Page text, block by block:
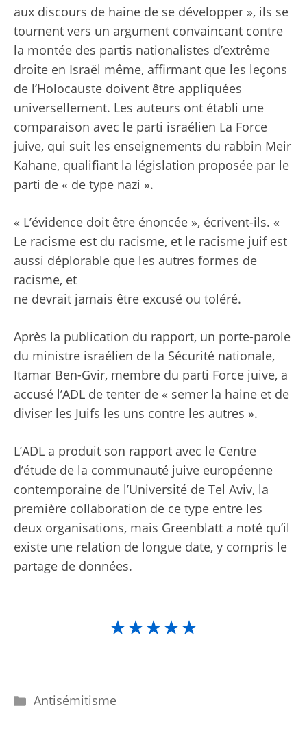
aux discours de haine de se développer », ils se
tournent vers un argument convaincant contre
la montée des partis nationalistes d’extrême
droite en Israël même, affirmant que les leçons
de l’Holocauste doivent être appliquées
universellement. Les auteurs ont établi une
comparaison avec le parti israélien La Force
juive, qui suit les enseignements du rabbin Meir
Kahane, qualifiant la législation proposée par le
parti de « de type nazi ».
« L’évidence doit être énoncée », écrivent-ils. «
Le racisme est du racisme, et le racisme juif est
aussi déplorable que les autres formes de
racisme, et
ne devrait jamais être excusé ou toléré.
Après la publication du rapport, un porte-parole
du ministre israélien de la Sécurité nationale,
Itamar Ben-Gvir, membre du parti Force juive, a
accusé l’ADL de tenter de « semer la haine et de
diviser les Juifs les uns contre les autres ».
L’ADL a produit son rapport avec le Centre
d’étude de la communauté juive européenne
contemporaine de l’Université de Tel Aviv, la
première collaboration de ce type entre les
deux organisations, mais Greenblatt a noté qu’il
existe une relation de longue date, y compris le
partage de données.
★★★★★
Catégories
Antisémitisme